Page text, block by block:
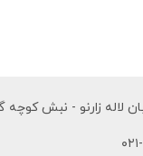
لاله زارنو - نبش کوچه